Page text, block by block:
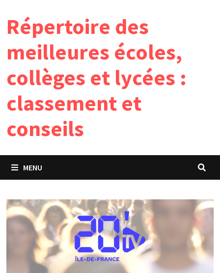
au
contenu
Répertoire des
meilleures écoles,
collèges et lycées :
classement et
conseils
MENU